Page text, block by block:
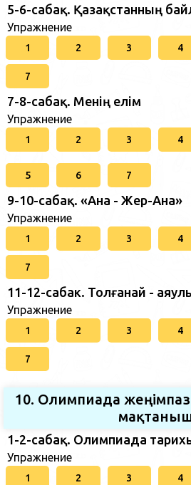
5-6-сабақ. Қазақстанның
Упражнение
1 2 3 4
7
7-8-сабақ. Менің елім
Упражнение
1 2 3 4
5 6 7
9-10-сабақ. «Ана - Жер-Ана»
Упражнение
1 2 3 4
7
11-12-сабак. Толғанай -
Упражнение
1 2 3 4
7
10. Олимпиада
1-2-сабақ. Олимпиада
Упражнение
1 2 3 4